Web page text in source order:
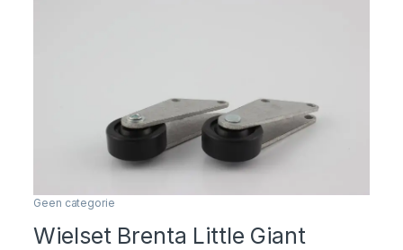
Geen categorie
Wielset Brenta Little Giant